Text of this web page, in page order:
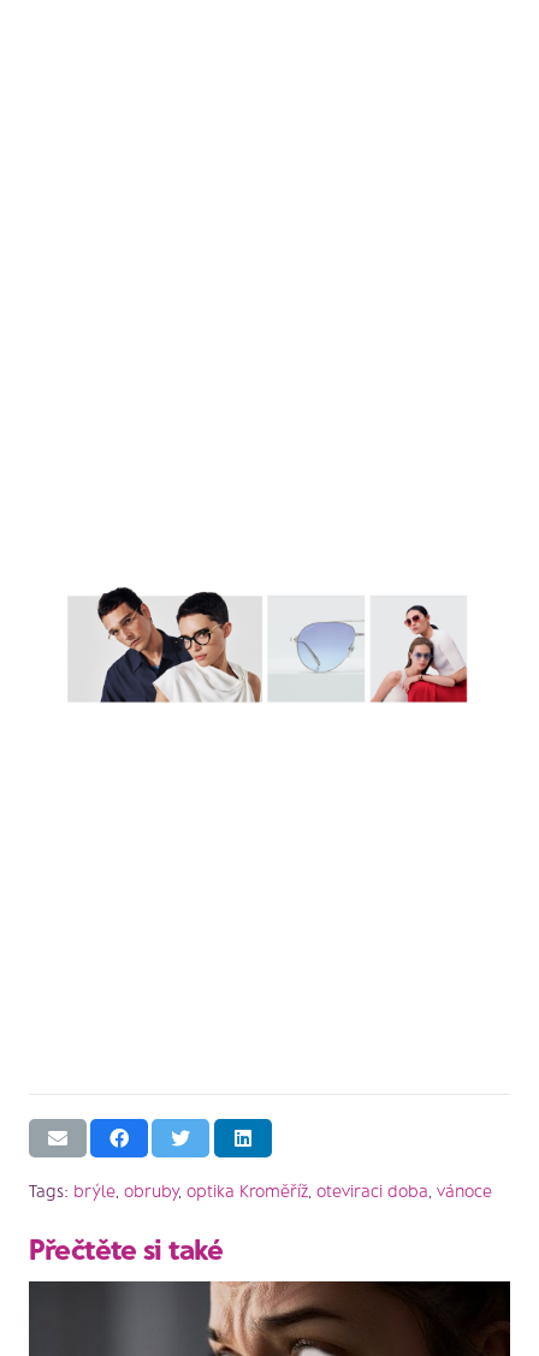
Tags: brýle obruby, optika Kroměříž oteviraci doba vánoce
Přečtěte si také